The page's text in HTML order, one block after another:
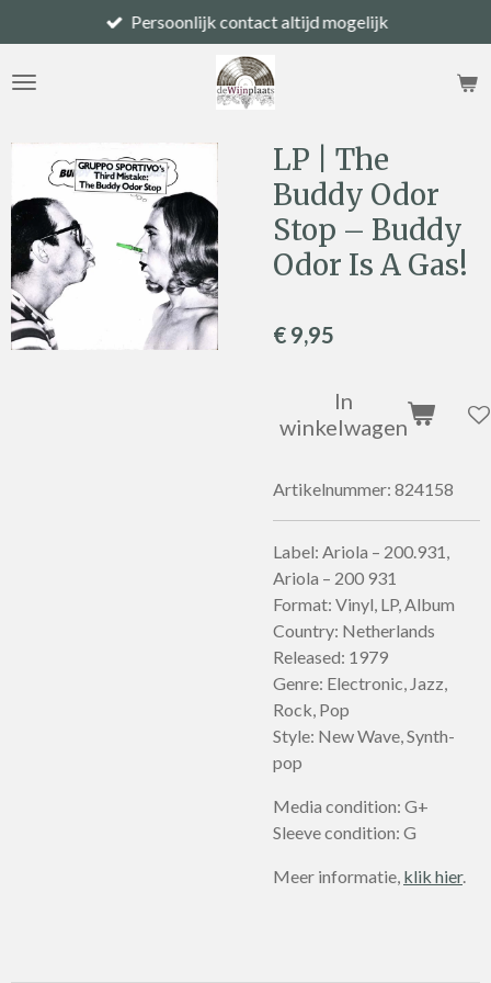
direct
naar
Persoonlijk contact altijd mogelijk
LP | The
Buddy Odor
Stop – Buddy
Odor Is A Gas!
€ 9,95
In
winkelwagen
Artikelnummer: 824158
Label: Ariola – 200.931,
Ariola – 200 931
Format: Vinyl, LP, Album
Country: Netherlands
Released: 1979
Genre: Electronic, Jazz,
Rock, Pop
Style: New Wave, Synth-
pop
Media condition: G+
Sleeve condition: G
Meer informatie, klik hier.